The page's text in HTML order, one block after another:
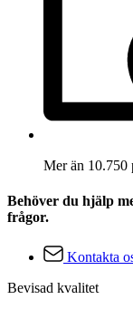
Mer än 10.750
Behöver du hjälp
frågor.
Kontakta
Bevisad kvalitet